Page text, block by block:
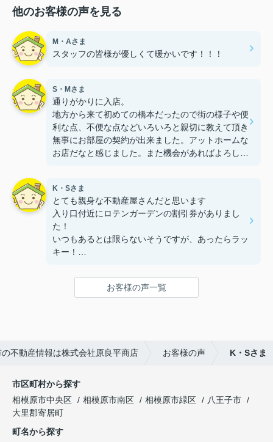
他のお客様の声を見る
M・Aさま
スタッフの皆様が優しくて暖かいです！！！
S・Mさま
通りがかりに入店。
地方から来て初めての橋本だったので街の様子や便
利な点、不便な点などいろいろと親切に教えて頂き
無事にお部屋の契約が出来ました。アットホームな
お店だなと感じました。また機会があればよろしく
K・Sさま
とても親身な不動産屋さんだと思います
入り口付近にロテンガーデンの割引券がありまし
た！
いつもあるとは限らないそうですが、あったらラッ
キー！
お客様の声一覧
不動産情報は株式会社原良平商店 お客様の声 K・Sさま
市区町村から探す
相模原市中央区
相模原市南区 相模原市緑区
八王子市
大里郡寄居町
町名から探す